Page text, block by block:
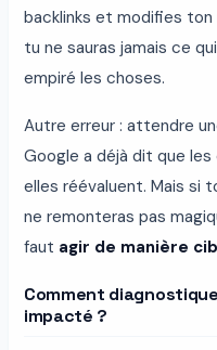
backlinks et modifies
tu ne sauras jamais ce
empiré les choses.
Autre erreur : attendre
Google a déjà dit que
elles réévaluent. Mais si
ne remonteras pas
faut agir de manière
Comment
impacté ?